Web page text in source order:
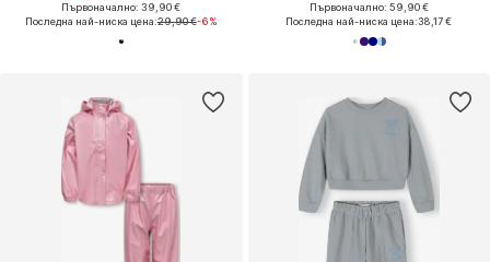
Първоначално: 39,90 €
Последна най-ниска цена:29,90 €-6%
Първоначално: 59,90 €
Последна най-ниска цена:38,17 €